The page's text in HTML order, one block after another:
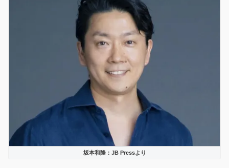
坂本和隆：JB Pressより